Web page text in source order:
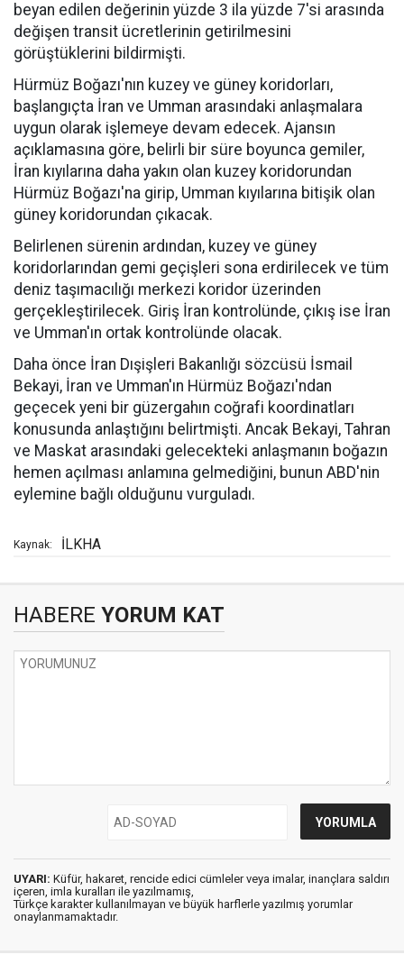
beyan edilen değerinin yüzde 3 ila yüzde 7'si arasında
değişen transit ücretlerinin getirilmesini
görüştüklerini bildirmişti.
Hürmüz Boğazı'nın kuzey ve güney koridorları,
başlangıçta İran ve Umman arasındaki anlaşmalara
uygun olarak işlemeye devam edecek. Ajansın
açıklamasına göre, belirli bir süre boyunca gemiler,
İran kıyılarına daha yakın olan kuzey koridorundan
Hürmüz Boğazı'na girip, Umman kıyılarına bitişik olan
güney koridorundan çıkacak.
Belirlenen sürenin ardından, kuzey ve güney
koridorlarından gemi geçişleri sona erdirilecek ve tüm
deniz taşımacılığı merkezi koridor üzerinden
gerçekleştirilecek. Giriş İran kontrolünde, çıkış ise İran
ve Umman'ın ortak kontrolünde olacak.
Daha önce İran Dışişleri Bakanlığı sözcüsü İsmail
Bekayi, İran ve Umman'ın Hürmüz Boğazı'ndan
geçecek yeni bir güzergahın coğrafi koordinatları
konusunda anlaştığını belirtmişti. Ancak Bekayi, Tahran
ve Maskat arasındaki gelecekteki anlaşmanın boğazın
hemen açılması anlamına gelmediğini, bunun ABD'nin
eylemine bağlı olduğunu vurguladı.
Kaynak: İLKHA
HABERE YORUM KAT
UYARI: Küfür, hakaret, rencide edici cümleler veya imalar, inançlara saldırı
içeren, imla kuralları ile yazılmamış,
Türkçe karakter kullanılmayan ve büyük harflerle yazılmış yorumlar
onaylanmamaktadır.